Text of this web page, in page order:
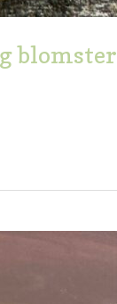
blomster